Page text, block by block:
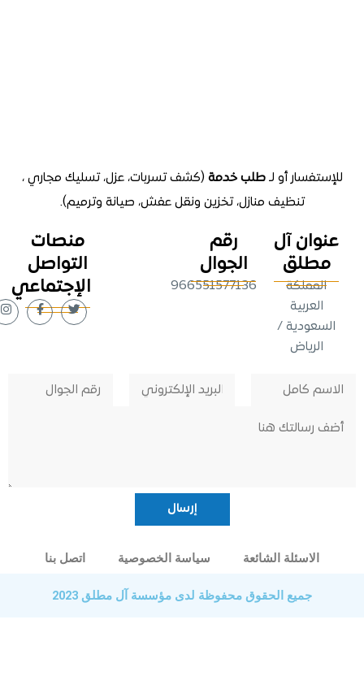
أو لـطلب خدمة(كشف تسربات، عزل، تسليك مجاري ،
تنظيف منازل، تخزين ونقل عفش، صيانة وترميم).
آل
/
رقم
الجوال
966551577136
منصات
التواصل
الإجتماعي
الاسئلة الشائعة سياسة الخصوصية اتصل بنا
جميع الحقوق محفوظة لدى مؤسسة آل مطلق 2023